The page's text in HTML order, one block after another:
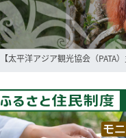
【太平洋アジア観光協会（PATA